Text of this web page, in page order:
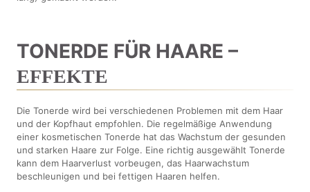
TONERDE FÜR HAARE –
EFFEKTE
Die Tonerde wird bei verschiedenen Problemen mit dem Haar
und der Kopfhaut empfohlen. Die regelmäßige Anwendung
einer kosmetischen Tonerde hat das Wachstum der gesunden
und starken Haare zur Folge. Eine richtig ausgewählt Tonerde
kann dem Haarverlust vorbeugen, das Haarwachstum
beschleunigen und bei fettigen Haaren helfen.